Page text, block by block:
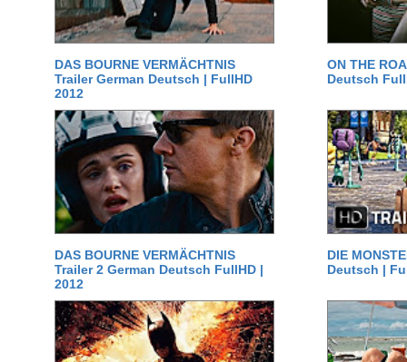
DAS BOURNE VERMÄCHTNIS
Trailer German Deutsch | FullHD
2012
ON THE
Deutsch
DAS BOURNE VERMÄCHTNIS
Trailer 2 German Deutsch FullHD |
2012
DIE
Deutsch |